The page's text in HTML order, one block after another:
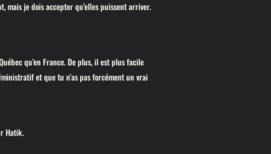
mais je dois accepter qu’elles puissent arriver.
qu’en France. De plus, il est plus facile
et que tu n’as pas forcément un vrai
Hatik.